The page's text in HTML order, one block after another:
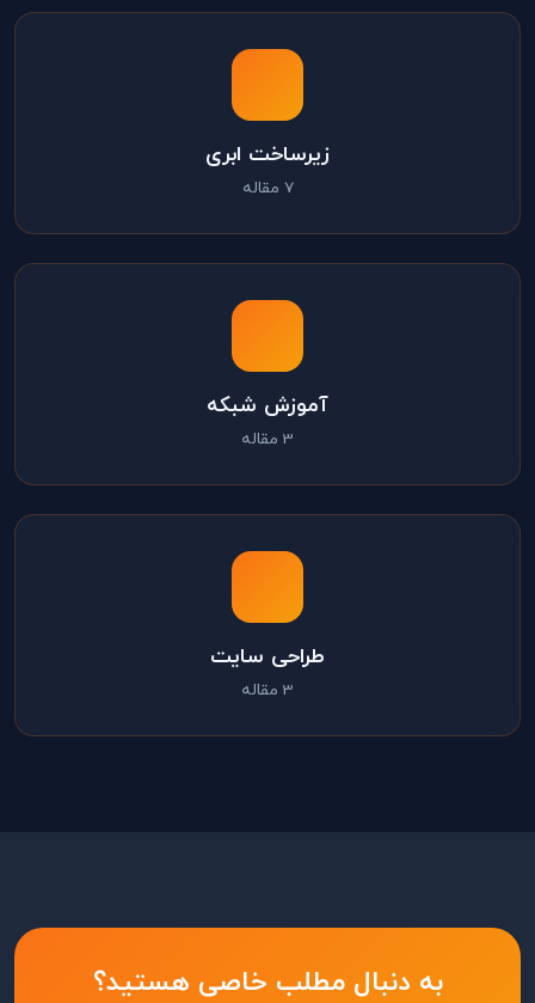
زیرساخت ابری
7 مقاله
آموزش شبکه
3 مقاله
طراحی سایت
3 مقاله
به دنبال مطلب خاصی هستید؟